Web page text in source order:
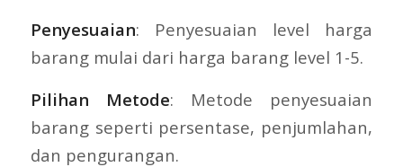
Penyesuaian: Penyesuaian level harga
barang mulai dari harga barang level 1-5.
Pilihan Metode: Metode penyesuaian
barang seperti persentase, penjumlahan,
dan pengurangan.